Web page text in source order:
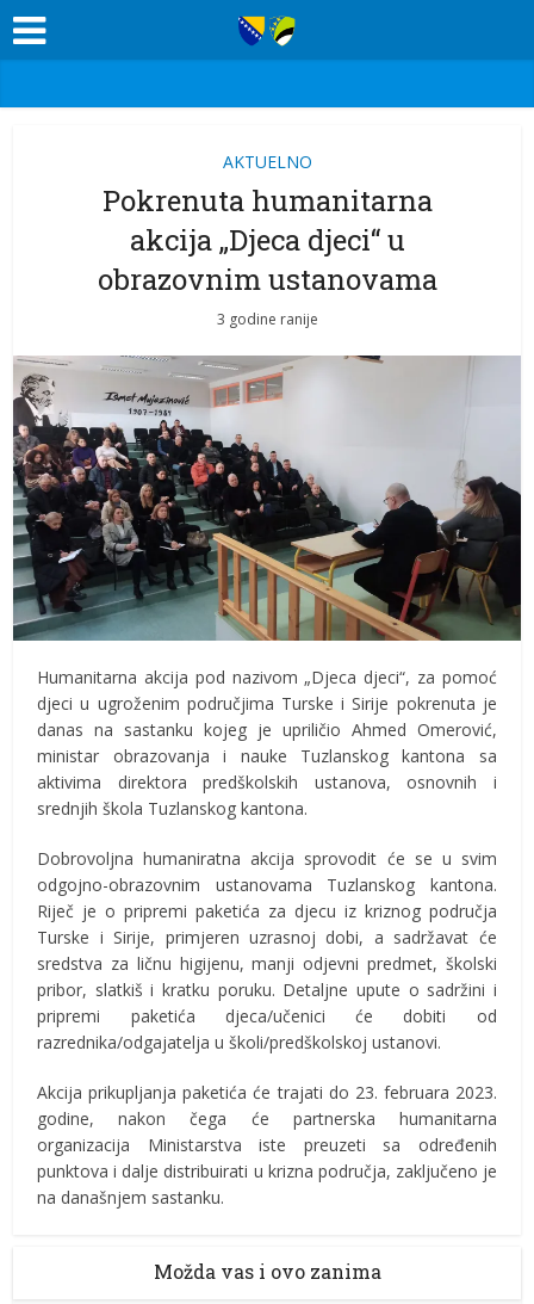
AKTUELNO
Pokrenuta humanitarna
akcija „Djeca djeci“ u
obrazovnim ustanovama
3 godine ranije
Humanitarna akcija pod nazivom „Djeca djeci“, za pomoć
djeci u ugroženim područjima Turske i Sirije pokrenuta je
danas na sastanku kojeg je upriličio Ahmed Omerović,
ministar obrazovanja i nauke Tuzlanskog kantona sa
aktivima direktora predškolskih ustanova, osnovnih i
srednjih škola Tuzlanskog kantona.
Dobrovoljna humaniratna akcija sprovodit će se u svim
odgojno-obrazovnim ustanovama Tuzlanskog kantona.
Riječ je o pripremi paketića za djecu iz kriznog područja
Turske i Sirije, primjeren uzrasnoj dobi, a sadržavat će
sredstva za ličnu higijenu, manji odjevni predmet, školski
pribor, slatkiš i kratku poruku. Detaljne upute o sadržini i
pripremi paketića djeca/učenici će dobiti od
razrednika/odgajatelja u školi/predškolskoj ustanovi.
Akcija prikupljanja paketića će trajati do 23. februara 2023.
godine, nakon čega će partnerska humanitarna
organizacija Ministarstva iste preuzeti sa određenih
punktova i dalje distribuirati u krizna područja, zaključeno je
na današnjem sastanku.
Možda vas i ovo zanima